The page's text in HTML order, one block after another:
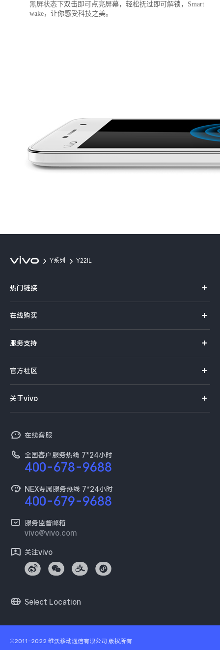
黑屏状态下双击即可点亮屏幕，轻松抚过即可解锁，Smart
wake，让你感受科技之美。
Y系列 Y22iL
热门链接
S12系列
NEX系列
vivo摄影
常见问题
在线购买
选购手机
选购配件
企业服务
保障服务
服务支持
服务首页
服务网点查询
维修配件价格
服务政策
安全公告
环保回收
官方社区
新浪微博
百度贴吧
关于vivo
工作机会
新闻资讯
供应商协同平台
开放平台
隐私中心
在线客服
全国客户服务热线 7*24小时
400-678-9688
NEX专属服务热线 7*24小时
400-679-9688
服务监督邮箱
vivo@vivo.com
关注vivo
Select Location
©2011-2022 维沃移动通信有限公司 版权所有